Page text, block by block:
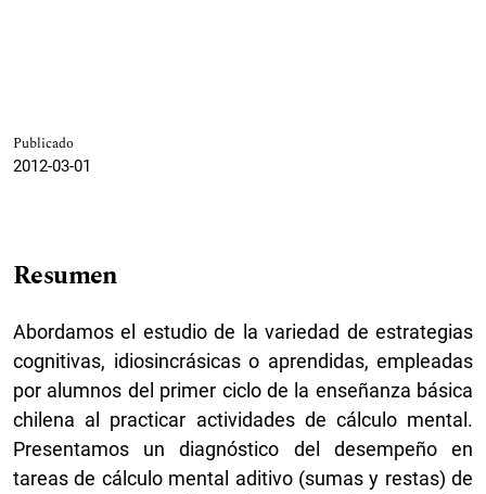
Publicado
2012-03-01
Resumen
Abordamos el estudio de la variedad de estrategias
cognitivas, idiosincrásicas o aprendidas, empleadas
por alumnos del primer ciclo de la enseñanza básica
chilena al practicar actividades de cálculo mental.
Presentamos un diagnóstico del desempeño en
tareas de cálculo mental aditivo (sumas y restas) de